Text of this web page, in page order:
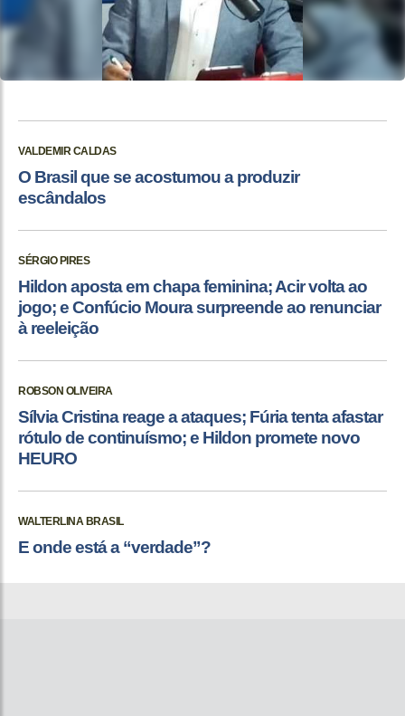
VALDEMIR CALDAS
O Brasil que se acostumou a produzir
escândalos
SÉRGIO PIRES
Hildon aposta em chapa feminina; Acir volta ao
jogo; e Confúcio Moura surpreende ao renunciar
à reeleição
ROBSON OLIVEIRA
Sílvia Cristina reage a ataques; Fúria tenta afastar
rótulo de continuísmo; e Hildon promete novo
HEURO
WALTERLINA BRASIL
E onde está a “verdade”?